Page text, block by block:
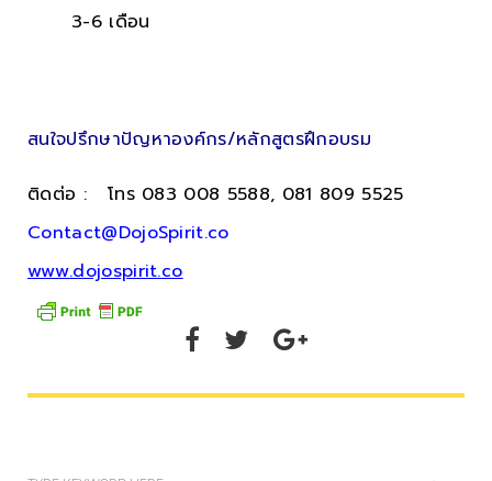
3-6 เดือน
สนใจปรึกษาปัญหาองค์กร/หลักสูตรฝึกอบรม
ติดต่อ : โทร 083 008 5588, 081 809 5525
Contact@DojoSpirit.co
www.dojospirit.co